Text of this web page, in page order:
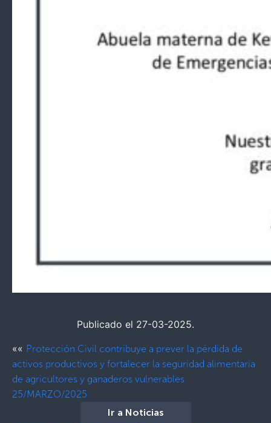
Publicado el 27-03-2025.
«« Protección Civil contribuye a prever la pérdida de
activos productivos y fortalecer la seguridad alimentaria
de agricultores y ganaderos vulnerables
25/MARZO/2025
Ir a Noticias